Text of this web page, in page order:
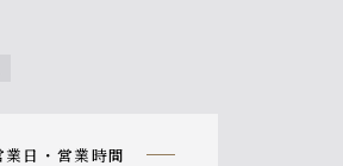
営業日・営業時間